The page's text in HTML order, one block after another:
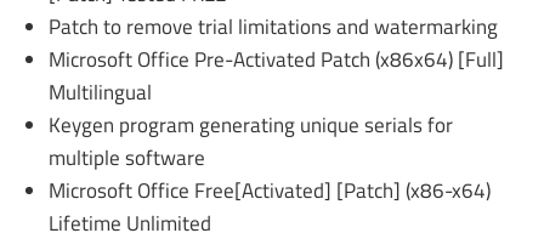
Patch to remove trial limitations and watermarking
Microsoft Office Pre-Activated Patch (x86x64) [Full]
Multilingual
Keygen program generating unique serials for
multiple software
Microsoft Office Free[Activated] [Patch] (x86-x64)
Lifetime Unlimited